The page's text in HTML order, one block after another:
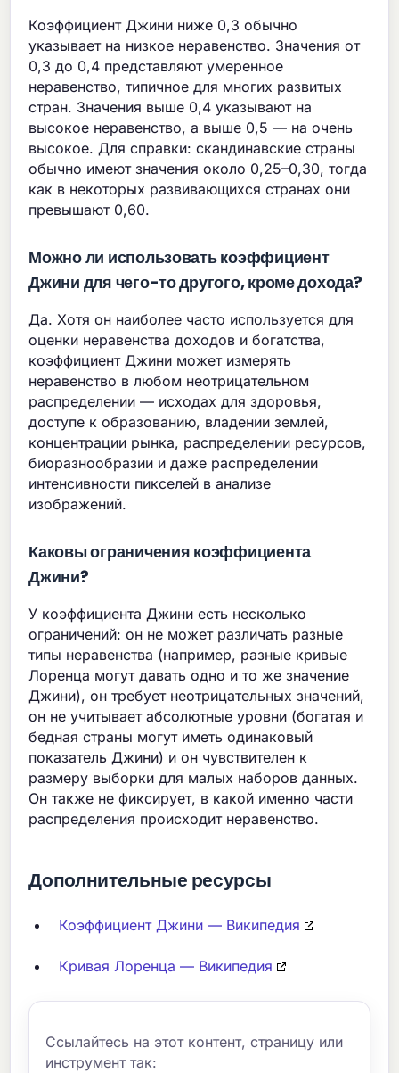
Коэффициент Джини ниже 0,3 обычно
указывает на низкое неравенство. Значения от
0,3 до 0,4 представляют умеренное
неравенство, типичное для многих развитых
стран. Значения выше 0,4 указывают на
высокое неравенство, а выше 0,5 — на очень
высокое. Для справки: скандинавские страны
обычно имеют значения около 0,25–0,30, тогда
как в некоторых развивающихся странах они
превышают 0,60.
Можно ли использовать коэффициент
Джини для чего-то другого, кроме дохода?
Да. Хотя он наиболее часто используется для
оценки неравенства доходов и богатства,
коэффициент Джини может измерять
неравенство в любом неотрицательном
распределении — исходах для здоровья,
доступе к образованию, владении землей,
концентрации рынка, распределении ресурсов,
биоразнообразии и даже распределении
интенсивности пикселей в анализе
изображений.
Каковы ограничения коэффициента
Джини?
У коэффициента Джини есть несколько
ограничений: он не может различать разные
типы неравенства (например, разные кривые
Лоренца могут давать одно и то же значение
Джини), он требует неотрицательных значений,
он не учитывает абсолютные уровни (богатая и
бедная страны могут иметь одинаковый
показатель Джини) и он чувствителен к
размеру выборки для малых наборов данных.
Он также не фиксирует, в какой именно части
распределения происходит неравенство.
Дополнительные ресурсы
Коэффициент Джини — Википедия
Кривая Лоренца — Википедия
Ссылайтесь на этот контент, страницу или
инструмент так: